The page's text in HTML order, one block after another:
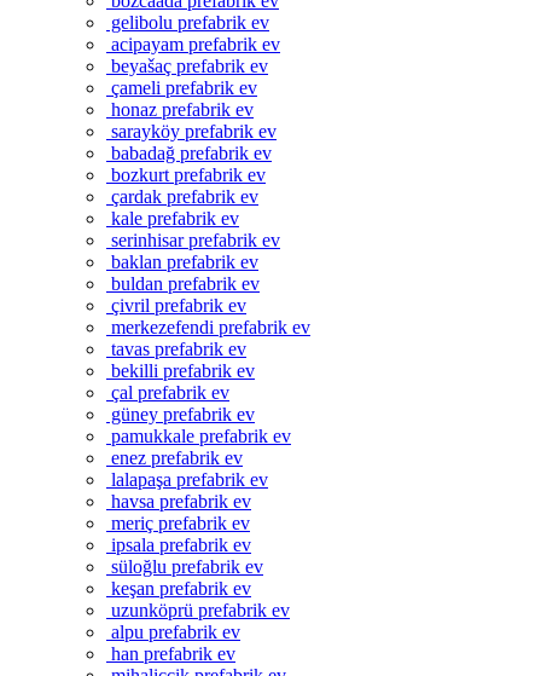
gelibolu prefabrik ev
acipayam prefabrik ev
beyašaç prefabrik ev
çameli prefabrik ev
honaz prefabrik ev
sarayköy prefabrik ev
babadağ prefabrik ev
bozkurt prefabrik ev
çardak prefabrik ev
kale prefabrik ev
serinhisar prefabrik ev
baklan prefabrik ev
buldan prefabrik ev
çivril prefabrik ev
merkezefendi prefabrik ev
tavas prefabrik ev
bekilli prefabrik ev
çal prefabrik ev
güney prefabrik ev
pamukkale prefabrik ev
enez prefabrik ev
lalapaşa prefabrik ev
havsa prefabrik ev
meriç prefabrik ev
ipsala prefabrik ev
süloğlu prefabrik ev
keşan prefabrik ev
uzunköprü prefabrik ev
alpu prefabrik ev
han prefabrik ev